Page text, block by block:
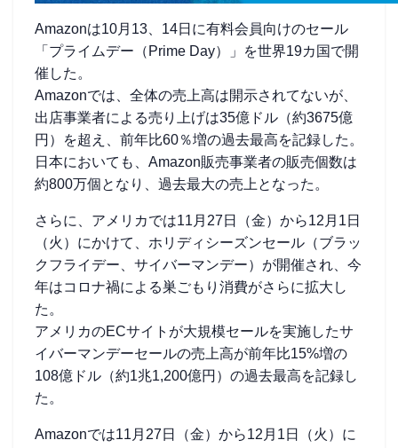
Amazonは10月13、14日に有料会員向けのセール
「プライムデー（Prime Day）」を世界19カ国で開
催した。
Amazonでは、全体の売上高は開示されてないが、
出店事業者による売り上げは35億ドル（約3675億
円）を超え、前年比60％増の過去最高を記録した。
日本においても、Amazon販売事業者の販売個数は
約800万個となり、過去最大の売上となった。
さらに、アメリカでは11月27日（金）から12月1日
（火）にかけて、ホリディシーズンセール（ブラッ
クフライデー、サイバーマンデー）が開催され、今
年はコロナ禍による巣ごもり消費がさらに拡大し
た。
アメリカのECサイトが大規模セールを実施したサ
イバーマンデーセールの売上高が前年比15%増の
108億ドル（約1兆1,200億円）の過去最高を記録し
た。
Amazonでは11月27日（金）から12月1日（火）に